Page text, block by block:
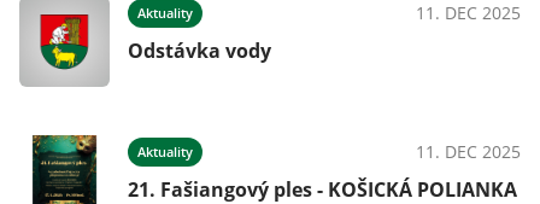
Aktuality 11. DEC 2025
Odstávka vody
Aktuality 11. DEC 2025
21. Fašiangový ples - KOŠICKÁ POLIANKA